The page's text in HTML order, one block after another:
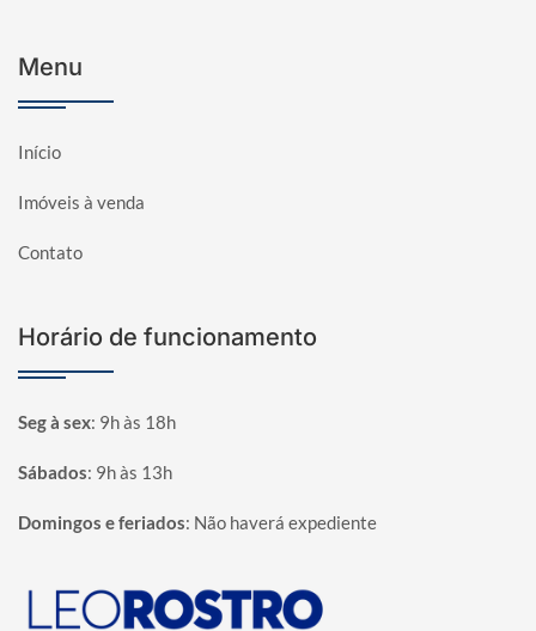
Menu
Início
Imóveis à venda
Contato
Horário de funcionamento
Seg à sex: 9h às 18h
Sábados: 9h às 13h
Domingos e feriados: Não haverá expediente
Página inicial